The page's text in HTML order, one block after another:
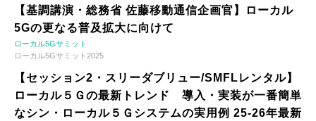
【基調講演・総務省 佐藤移動通信企画官】ローカル
5Gの更なる普及拡大に向けて
ローカル5Gサミット
ローカル5Gサミット2025
【セッション2・スリーダブリュー/SMFLレンタル】
ローカル５Ｇの最新トレンド 導入・実装が一番簡単
なシン・ローカル５Ｇシステムの実用例 25-26年最新